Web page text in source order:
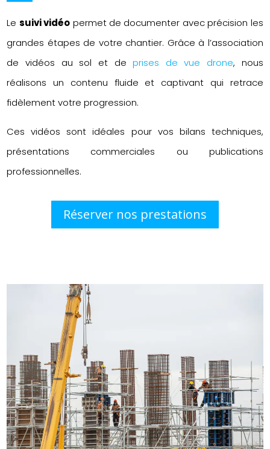
Le suivi vidéo permet de documenter avec précision les
grandes étapes de votre chantier. Grâce à l’association
de vidéos au sol et deprises de vue drone, nous
réalisons un contenu fluide et captivant qui retrace
fidèlement votre progression.
Ces vidéos sont idéales pour vos bilans techniques,
présentations commerciales ou publications
professionnelles.
Réserver nos prestations